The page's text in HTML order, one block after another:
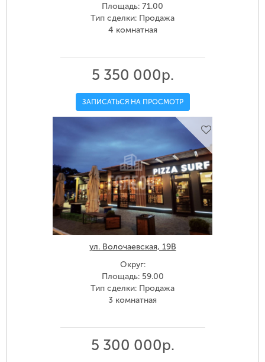
Площадь: 71.00
Тип сделки: Продажа
4 комнатная
5 350 000р.
ЗАПИСАТЬСЯ НА ПРОСМОТР
ул. Волочаевская, 19В
Округ:
Площадь: 59.00
Тип сделки: Продажа
3 комнатная
5 300 000р.